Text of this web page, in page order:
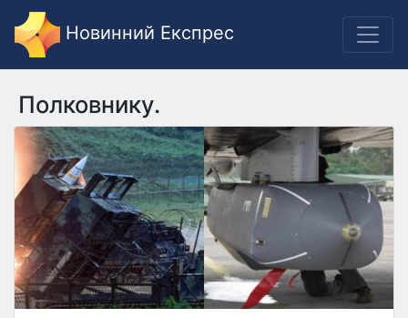
Новинний Експрес
Полковнику.